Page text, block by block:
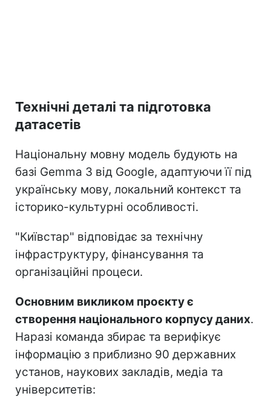
Технічні деталі та підготовка
датасетів
Національну мовну модель будують на
базі Gemma 3 від Google, адаптуючи її під
українську мову, локальний контекст та
історико-культурні особливості.
"Київстар" відповідає за технічну
інфраструктуру, фінансування та
організаційні процеси.
Основним викликом проєкту є
створення національного корпусу даних.
Наразі команда збирає та верифікує
інформацію з приблизно 90 державних
установ, наукових закладів, медіа та
університетів: